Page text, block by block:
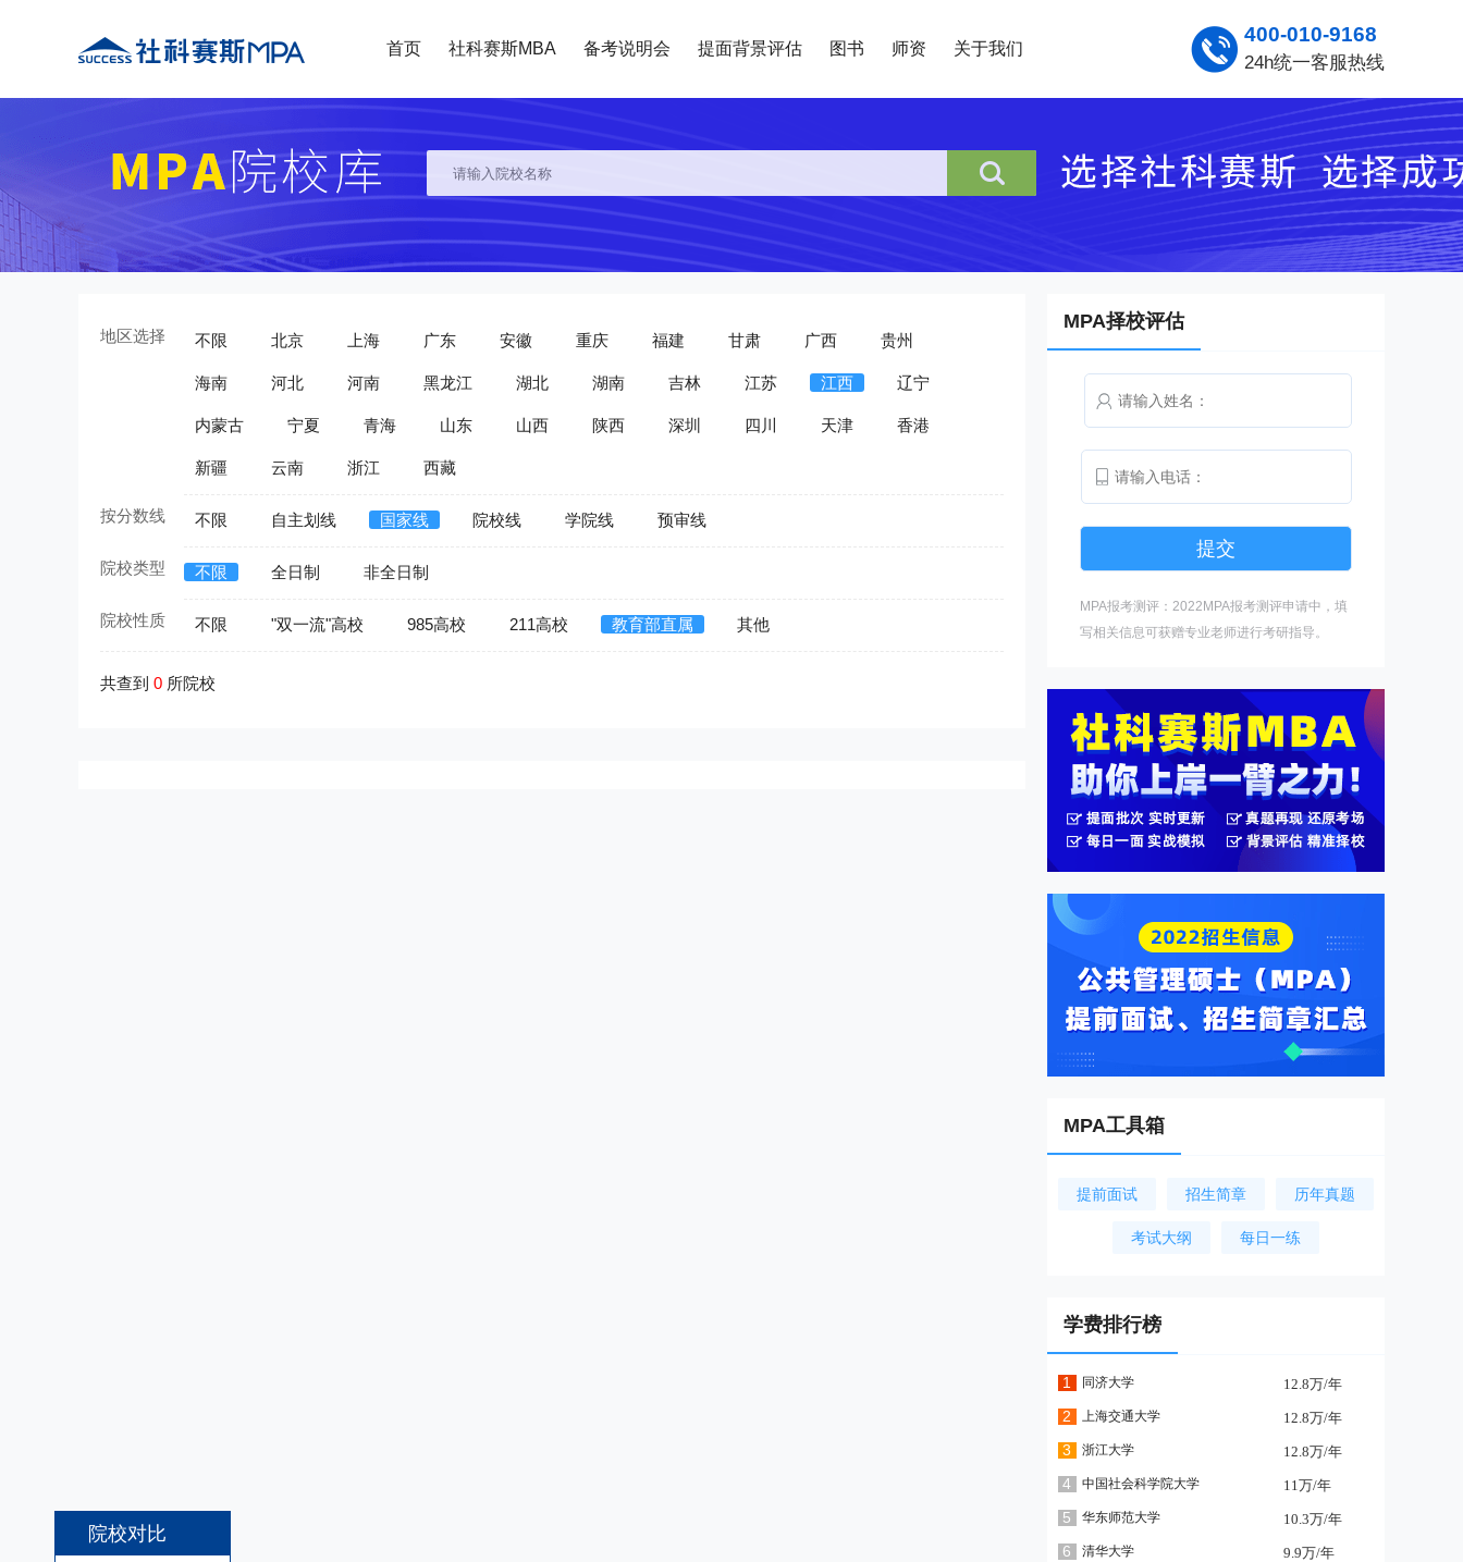
首页 社科赛斯MBA 备考说明会 提面背景评估 图书 师资 关于我们
400-010-9168
24h统一客服热线
地区选择 不限 北京 上海 广东 安徽 重庆 福建 甘肃 广西 贵州
海南 河北 河南 黑龙江 湖北 湖南 吉林 江苏 江西 辽宁
内蒙古 宁夏 青海 山东 山西 陕西 深圳 四川 天津 香港
新疆 云南 浙江 西藏
按分数线 不限 自主划线 国家线 院校线 学院线 预审线
院校类型 不限 全日制 非全日制
院校性质 不限 "双一流"高校 985高校 211高校 教育部直属 其他
共查到 0 所院校
MPA择校评估
MPA报考测评：2022MPA报考测评申请中，填
写相关信息可获赠专业老师进行考研指导。
MPA工具箱
提前面试 招生简章 历年真题
考试大纲 每日一练
学费排行榜
1 同济大学 12.8万/年
2 上海交通大学 12.8万/年
3 浙江大学 12.8万/年
4 中国社会科学院大学 11万/年
5 华东师范大学 10.3万/年
6 清华大学 9.9万/年
院校对比